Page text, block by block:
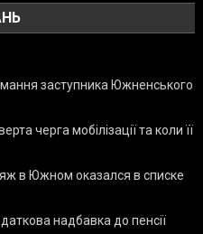
заступника Южненського
черга мобілізації та коли її
в Южном оказался в списке
надбавка до пенсії